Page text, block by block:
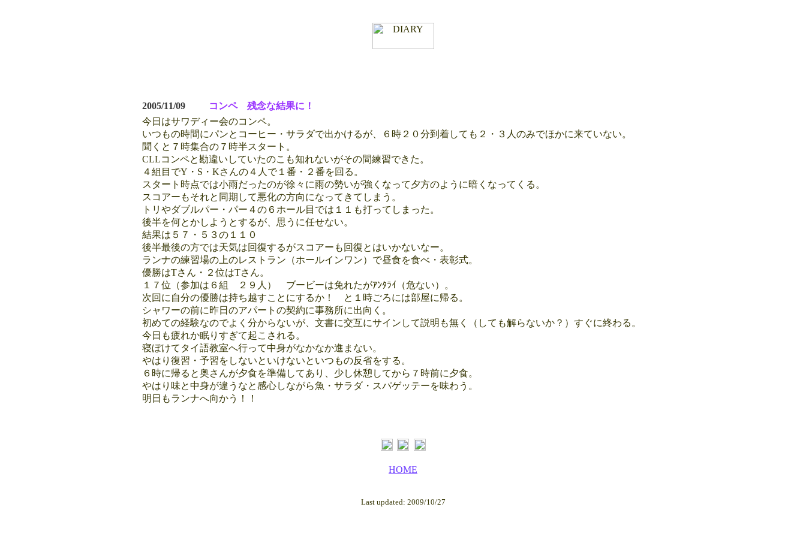
2005/11/09
コンペ 残念な結果に！
今日はサワディー会のコンペ。
いつもの時間にパンとコーヒー・サラダで出かけるが、６時２０分到着しても２・３人のみでほかに来ていない。
聞くと７時集合の７時半スタート。
CLLコンペと勘違いしていたのこも知れないがその間練習できた。
４組目でY・S・Kさんの４人で１番・２番を回る。
スタート時点では小雨だったのが徐々に雨の勢いが強くなって夕方のように暗くなってくる。
スコアーもそれと同期して悪化の方向になってきてしまう。
トリやダブルパー・パー４の６ホール目では１１も打ってしまった。
後半を何とかしようとするが、思うに任せない。
結果は５７・５３の１１０
後半最後の方では天気は回復するがスコアーも回復とはいかないなー。
ランナの練習場の上のレストラン（ホールインワン）で昼食を食べ・表彰式。
優勝はTさん・２位はTさん。
１７位（参加は６組 ２９人） ブービーは免れたがｱﾝﾀﾗｲ（危ない）。
次回に自分の優勝は持ち越すことにするか！ と１時ごろには部屋に帰る。
シャワーの前に昨日のアパートの契約に事務所に出向く。
初めての経験なのでよく分からないが、文書に交互にサインして説明も無く（しても解らないか？）すぐに終わる。
今日も疲れか眠りすぎて起こされる。
寝ぼけてタイ語教室へ行って中身がなかなか進まない。
やはり復習・予習をしないといけないといつもの反省をする。
６時に帰ると奥さんが夕食を準備してあり、少し休憩してから７時前に夕食。
やはり味と中身が違うなと感心しながら魚・サラダ・スパゲッテーを味わう。
明日もランナへ向かう！！
HOME
Last updated: 2009/10/27